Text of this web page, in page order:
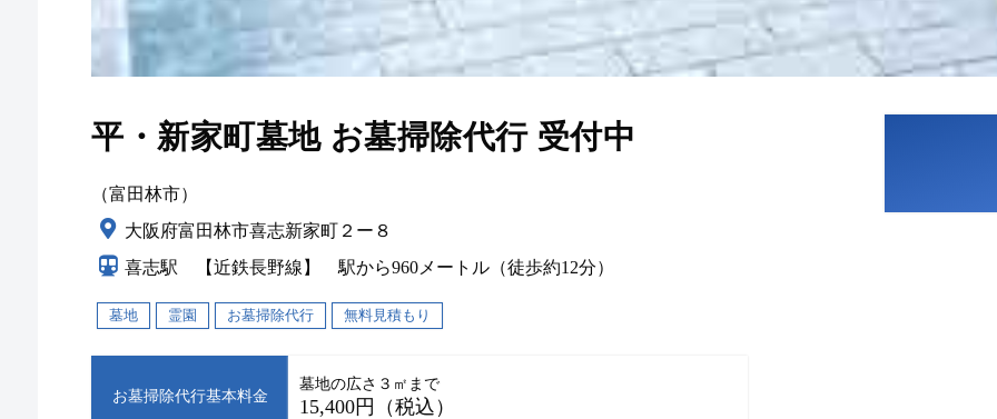
平・新家町墓地 お墓掃除代行 受付中
（富田林市）
大阪府富田林市喜志新家町２ー８
喜志駅 【近鉄長野線】 駅から960メートル（徒歩約12分）
墓地 霊園 お墓掃除代行 無料見積もり
お墓掃除代行基本料金
墓地の広さ３㎡まで
15,400円（税込）